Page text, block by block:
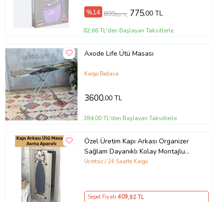
%14 899,00 TL 775,00 TL
82,66 TL'den Başlayan Taksitlerle
Axode Life Ütü Masası
Kargo Bedava
3600,00 TL
384,00 TL'den Başlayan Taksitlerle
Özel Üretim Kapı Arkası Organizer
Sağlam Dayanıklı Kolay Montajlu
Sprey Ütü Masası Asma Aparatı
Ücretsiz / 24 Saatte Kargo
Sepet Fiyatı 409,92 TL